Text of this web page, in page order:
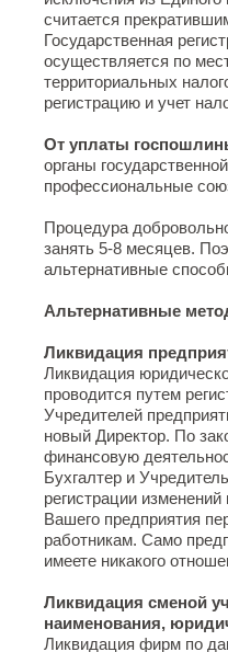
считается
Государственная
осуществляется по
территориальных
регистрацию и учет
От уплаты
органы
профессиональные
Процедура
занять 5-8 месяцев.
альтернативные
Альтернативные
Ликвидация
Ликвидация
проводится путем
Учредителей
новый Директор. По
финансовую
Бухгалтер и
регистрации
Вашего предприятия
работникам. Само
имеете никакого
Ликвидация сменой
наименования,
Ликвидация фирм по